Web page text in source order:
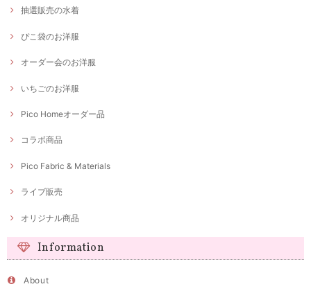
抽選販売の水着
ぴこ袋のお洋服
オーダー会のお洋服
いちごのお洋服
Pico Homeオーダー品
コラボ商品
Pico Fabric & Materials
ライブ販売
オリジナル商品
Information
About